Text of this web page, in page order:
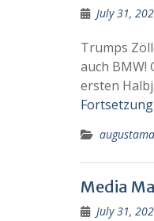
July 31,
Trumps
auch
ersten
Media
July 31,